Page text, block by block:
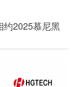
约2025慕尼黑